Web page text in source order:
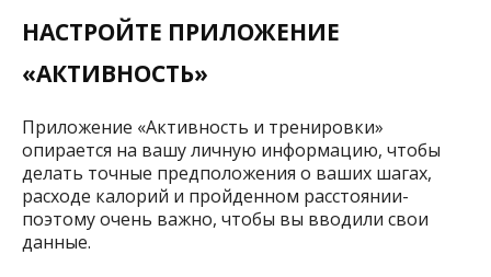
НАСТРОЙТЕ ПРИЛОЖЕНИЕ
«АКТИВНОСТЬ»
Приложение «Активность и тренировки»
опирается на вашу личную информацию, чтобы
делать точные предположения о ваших шагах,
расходе калорий и пройденном расстоянии-
поэтому очень важно, чтобы вы вводили свои
данные.